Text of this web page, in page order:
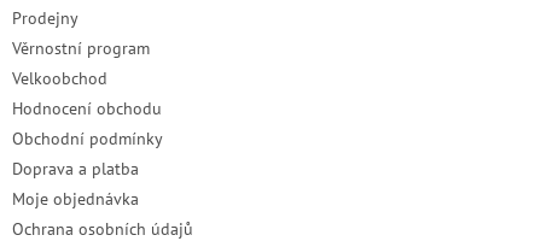
Prodejny
Věrnostní program
Velkoobchod
Hodnocení obchodu
Obchodní podmínky
Doprava a platba
Moje objednávka
Ochrana osobních údajů